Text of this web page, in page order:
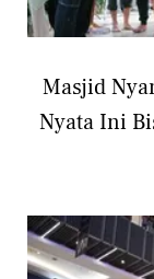
Masjid
Nyata Ini